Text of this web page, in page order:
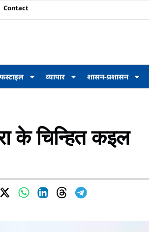
Contact
व्यापार शासन-प्रशासन
के चिन्हित कइल